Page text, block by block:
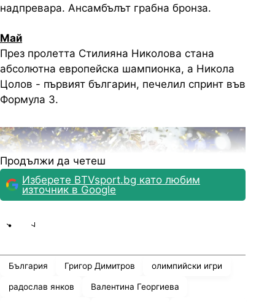
надпревара. Ансамбълът грабна бронза.
Май
През пролетта Стилияна Николова стана
абсолютна европейска шампионка, а Никола
Цолов - първият българин, печелил спринт във
Формула 3.
Снимка: Reuters
Продължи да четеш
Изберете BTVsport.bg като любим
източник в Google
България Григор Димитров олимпийски игри
радослав янков Валентина Георгиева